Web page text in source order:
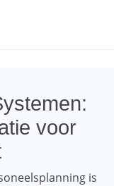
voor
is